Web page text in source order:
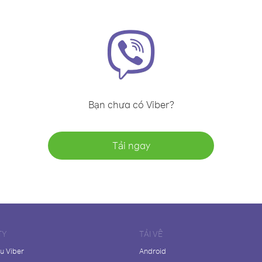
Bạn chưa có Viber?
Tải ngay
Viber
TẢI VỀ
Android